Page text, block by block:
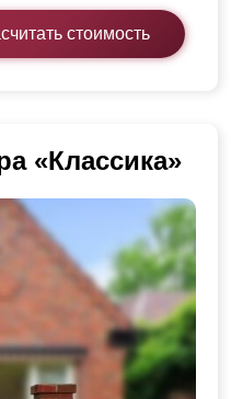
стоимость
«Классика»